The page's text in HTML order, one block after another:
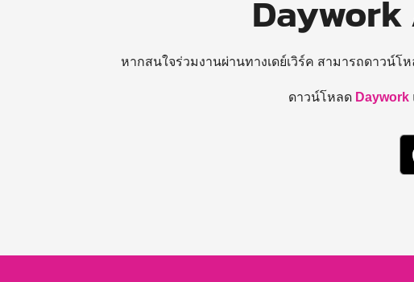
หากสนใจร่วมงานผ่านทางเดย์เวิร์ค สามารถดาวน์โ
ดาวน์โหลด Daywork